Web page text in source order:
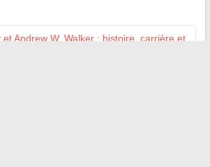
Andrew W. Walker : histoire, carrière et